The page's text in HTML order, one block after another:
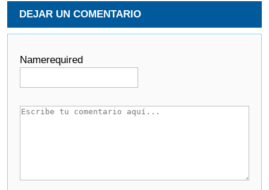
DEJAR UN COMENTARIO
Namerequired